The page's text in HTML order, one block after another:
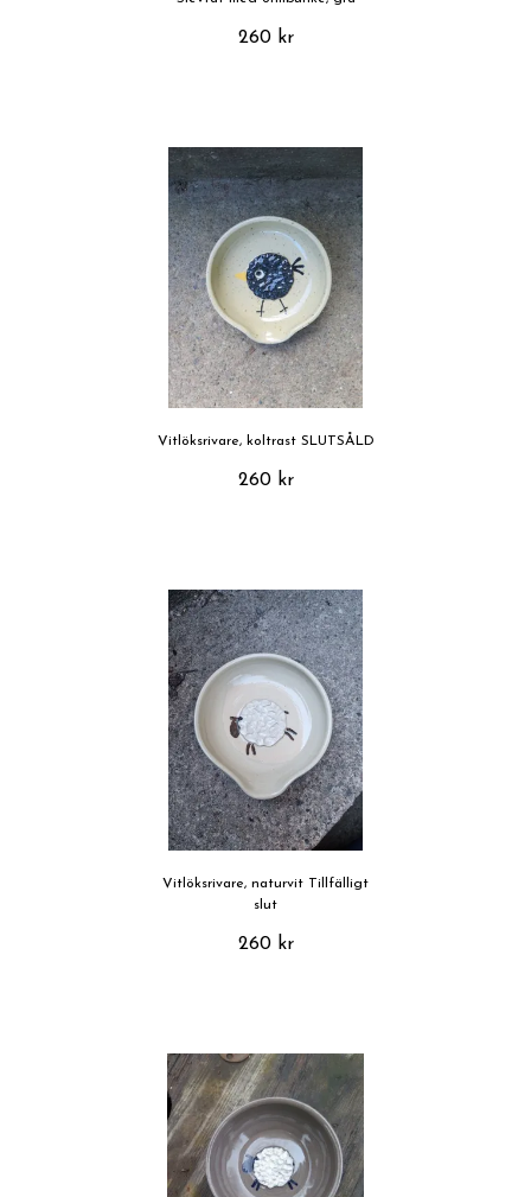
260 kr
Vitlöksrivare, koltrast SLUTSÅLD
260 kr
Vitlöksrivare, naturvit Tillfälligt
slut
260 kr